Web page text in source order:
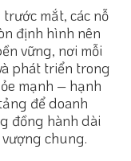
mắt, các nỗ
định hình nên
vững, nơi mỗi
phát triển trong
mạnh – hạnh
để doanh
đồng hành dài
chung.